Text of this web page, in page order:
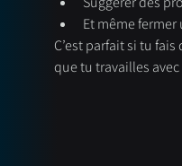
Et même
C’est parfait si tu
que tu travailles